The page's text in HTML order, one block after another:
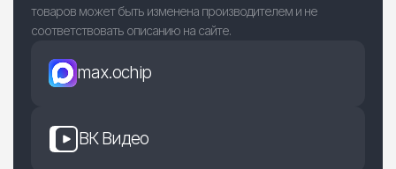
товаров может быть изменена производителем и не
соответствовать описанию на сайте.
max.ochip
ВК Видео